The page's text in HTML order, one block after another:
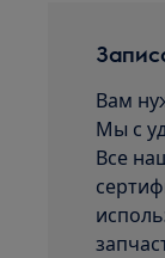
Вам
Мы с
Все